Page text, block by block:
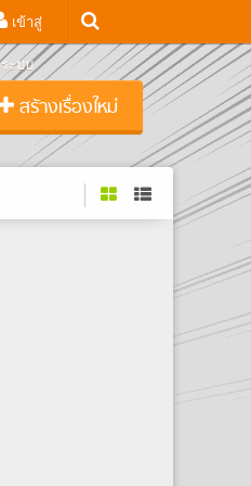
เข้าสู่
ระบบ
สร้างเรื่องใหม่